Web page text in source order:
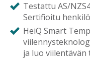
Testattu AS/
Sertifioitu
HeiQ Smart
ja luo viilentävän